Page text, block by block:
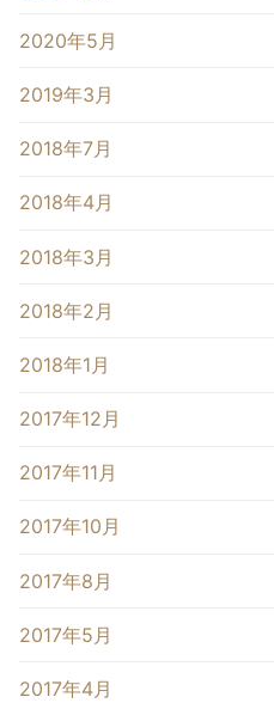
2020年5月
2019年3月
2018年7月
2018年4月
2018年3月
2018年2月
2018年1月
2017年12月
2017年11月
2017年10月
2017年8月
2017年5月
2017年4月